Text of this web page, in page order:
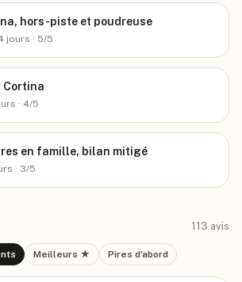
hors-piste et poudreuse
jours · 5/5
Cortina
· 4/5
en famille, bilan mitigé
· 3/5
113 avis
Meilleurs ★ Pires d'abord